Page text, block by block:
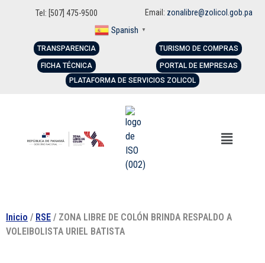
Tel: [507] 475-9500 Email: zonalibre@zolicol.gob.pa
Spanish ▼
TRANSPARENCIA
FICHA TÉCNICA
TURISMO DE COMPRAS
PORTAL DE EMPRESAS
PLATAFORMA DE SERVICIOS ZOLICOL
Inicio / RSE / ZONA LIBRE DE COLÓN BRINDA RESPALDO A
VOLEIBOLISTA URIEL BATISTA